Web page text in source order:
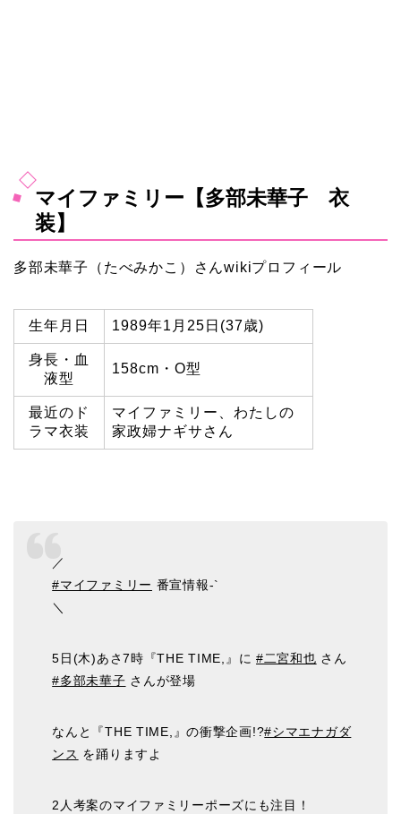
マイファミリー【多部未華子 衣
装】
多部未華子（たべみかこ） さんwikiプロフィール
生年月日 1989年1月25日(37歳)
身長・血
液型
158cm・O型
最近のド
ラマ衣装
マイファミリー、わたしの
家政婦ナギサさん
／
#マイファミリー 番宣情報-`
＼
5日(木)あさ7時『THE TIME,』に#二宮和也 さん
#多部未華子 さんが登場
なんと『THE TIME,』の衝撃企画!?#シマエナガダ
ンス を踊りますよ
2人考案のマイファミリーポーズにも注目！